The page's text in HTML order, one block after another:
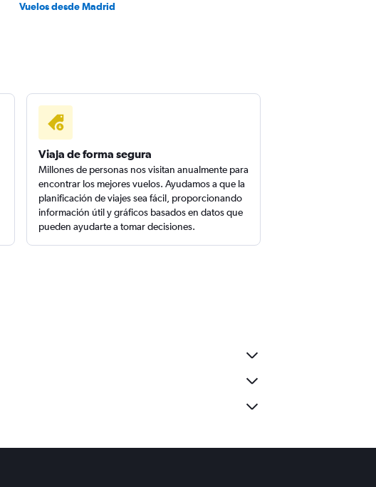
Vuelos desde Madrid
Viaja de forma segura
Millones de personas nos visitan anualmente para
encontrar los mejores vuelos. Ayudamos a que la
planificación de viajes sea fácil, proporcionando
información útil y gráficos basados en datos que
pueden ayudarte a tomar decisiones.